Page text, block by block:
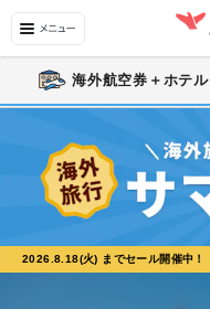
海外航空券＋ホテル
2026.8.18(火) までセール開催中！